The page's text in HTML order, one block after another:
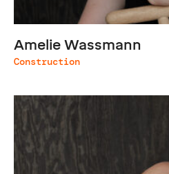
Amelie Wassmann
Construction